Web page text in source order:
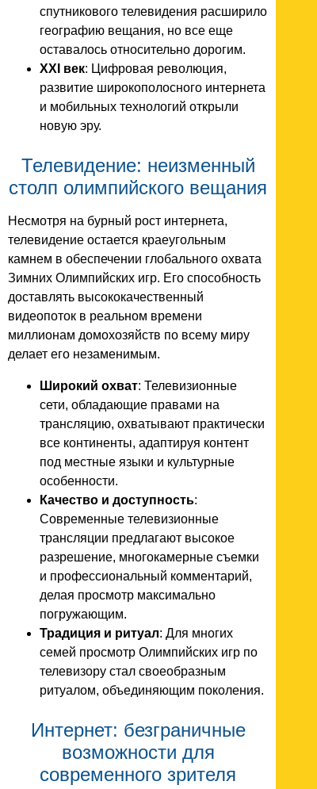
спутникового телевидения расширило
географию вещания, но все еще
оставалось относительно дорогим.
XXI век: Цифровая революция,
развитие широкополосного интернета
и мобильных технологий открыли
новую эру.
Телевидение: неизменный
столп олимпийского вещания
Несмотря на бурный рост интернета,
телевидение остается краеугольным
камнем в обеспечении глобального охвата
Зимних Олимпийских игр. Его способность
доставлять высококачественный
видеопоток в реальном времени
миллионам домохозяйств по всему миру
делает его незаменимым.
Широкий охват: Телевизионные
сети, обладающие правами на
трансляцию, охватывают практически
все континенты, адаптируя контент
под местные языки и культурные
особенности.
Качество и доступность:
Современные телевизионные
трансляции предлагают высокое
разрешение, многокамерные съемки
и профессиональный комментарий,
делая просмотр максимально
погружающим.
Традиция и ритуал: Для многих
семей просмотр Олимпийских игр по
телевизору стал своеобразным
ритуалом, объединяющим поколения.
Интернет: безграничные
возможности для
современного зрителя